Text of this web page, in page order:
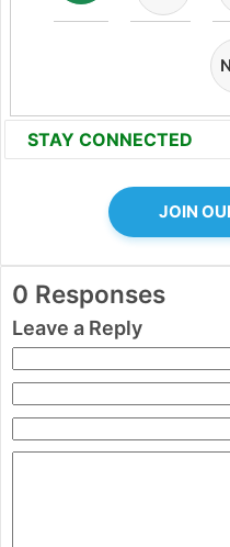
STAY CONNECTED
JOIN
0 Responses
Leave a Reply